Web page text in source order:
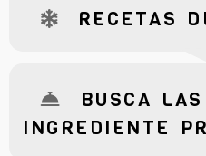
RECETAS
BUSCA
INGREDIENTE